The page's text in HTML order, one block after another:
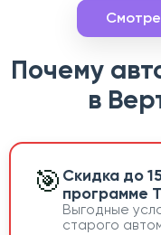
Почему
в
🎯 Скидка до
программе
Выгодные
старого